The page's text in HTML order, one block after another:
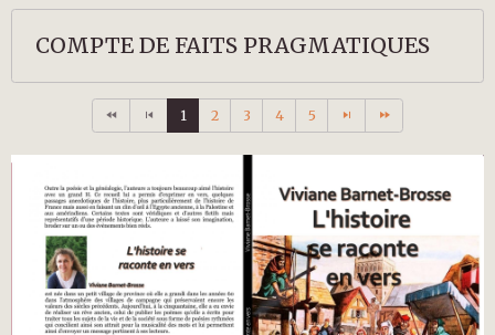
COMPTE DE FAITS PRAGMATIQUES
1 2 3 4 5